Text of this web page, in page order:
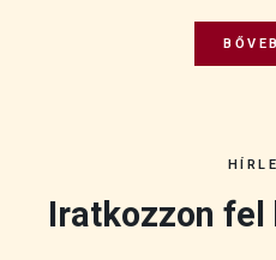
Iratkozzon